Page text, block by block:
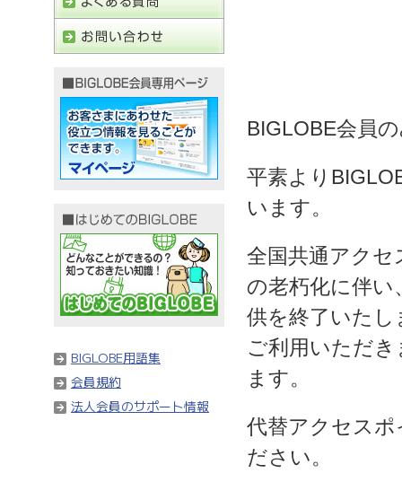
BIGLOBE会員
平素より
います。
全国共通アクセ
の老朽化に伴
供を終了いたし
ご利用いただ
ます。
代替アクセス
ださい。
BIGLOBE用語集
会員規約
法人会員のサポート情報